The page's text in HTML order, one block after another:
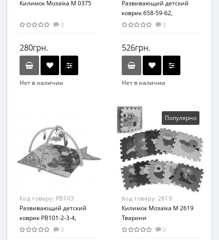
Килимок Мозаїка M 0375
0
280грн.
Нет в наличии
От 1 года
Возрастная группа
От 3 мес
Материал
Пенополиэтилен
Развивающий детский
коврик 658-59-62,
подвески 5шт, 83-83 см
0
526грн.
Нет в наличии
Вид
Коврик
Возраст
С рождения
Возрастная группа
От 0 лет
Материал
Комбинированный
Код товару: PB103
Развивающий детский
коврик PB101-2-3-4,
подвески 5 шт, 95-95 см
0
Популярно
Код товару: 2619
Килимок Мозаїка M 2619
Тварини
0